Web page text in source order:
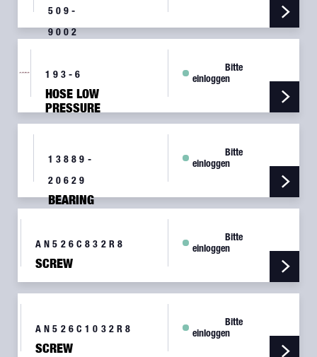
509-
9002
193-6
HOSE LOW
PRESSURE
Bitte
einloggen
13889-
20629
BEARING
751-489
Bitte
einloggen
AN526C832R8
SCREW
Bitte
einloggen
AN526C1032R8
SCREW
Bitte
einloggen